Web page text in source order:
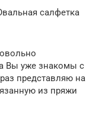
салфетка
Вы уже знакомы с
представляю на
из пряжи